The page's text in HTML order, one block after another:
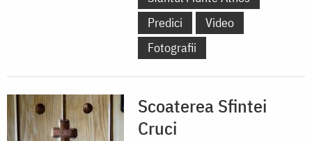
Predici
Video
Fotografii
Scoaterea Sfintei
Cruci